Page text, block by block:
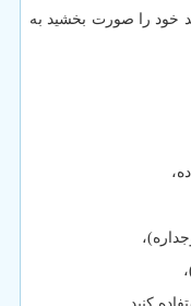
خود را صورت بخشید به